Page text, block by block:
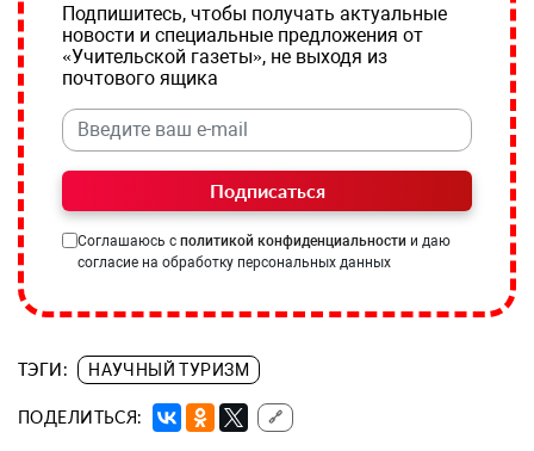
Подпишитесь, чтобы получать актуальные
новости и специальные предложения от
«Учительской газеты», не выходя из
почтового ящика
Подписаться
Соглашаюсь с политикой конфиденциальности и даю
согласие на обработку персональных данных
ТЭГИ: НАУЧНЫЙ ТУРИЗМ
ПОДЕЛИТЬСЯ: 🔗